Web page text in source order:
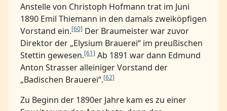
Anstelle von Christoph Hofmann trat im Juni
1890 Emil Thiemann in den damals zweiköpfigen
Vorstand ein.[60] Der Braumeister war zuvor
Direktor der „Elysium Brauerei“ im preußischen
Stettin gewesen.[61] Ab 1891 war dann Edmund
Anton Strasser alleiniger Vorstand der
„Badischen Brauerei“.[62]
Zu Beginn der 1890er Jahre kam es zu einer